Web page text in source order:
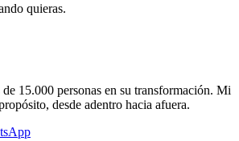
quieras.
15.000 personas en su transformación. Mi
desde adentro hacia afuera.